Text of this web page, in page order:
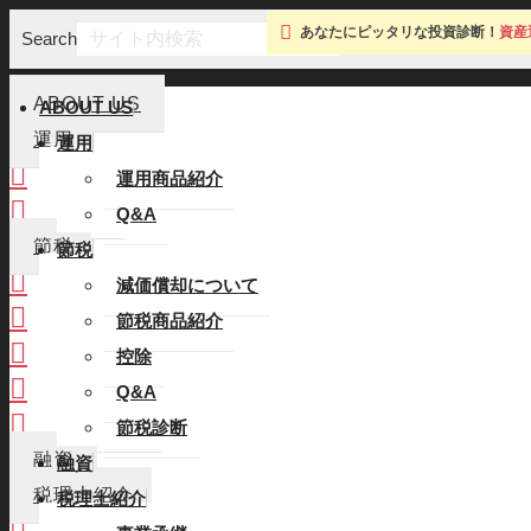
Search
ABOUT US
運用
運用商品紹介
Q&A
節税
減価償却について
節税商品紹介
控除
Q&A
節税診断
融資
税理士紹介
あなたにピッタリな投資診断！資産
ABOUT US
運用
運用商品紹介
Q&A
節税
減価償却について
節税商品紹介
控除
Q&A
節税診断
融資
税理士紹介